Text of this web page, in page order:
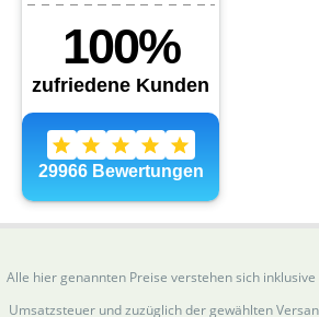
Alle hier genannten Preise verstehen sich
Umsatzsteuer und zuzüglich der gewählten